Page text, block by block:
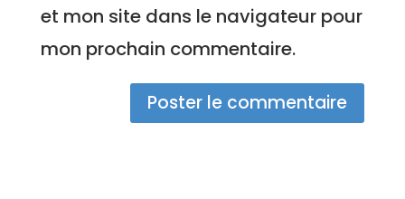
et mon site dans le navigateur pour
mon prochain commentaire.